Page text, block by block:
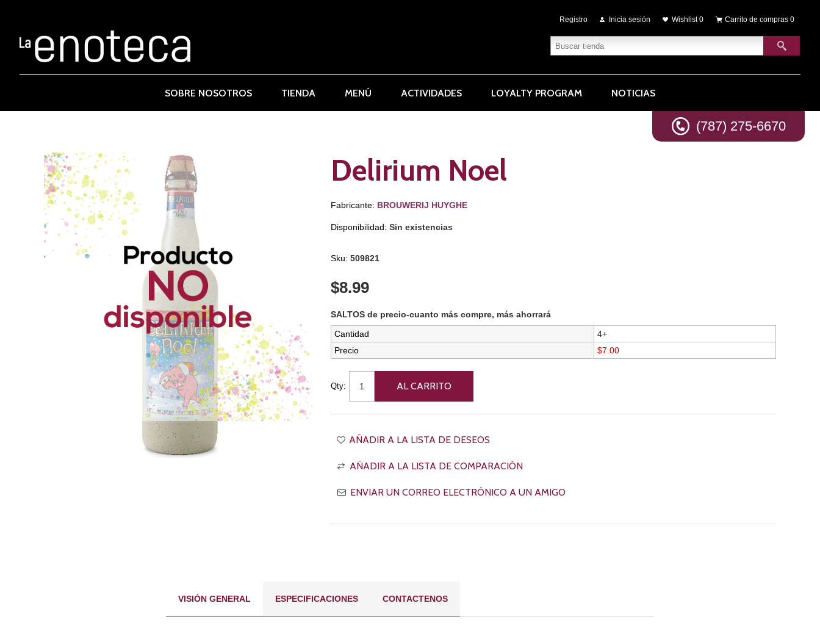
Registro Inicia sesión Wishlist 0 Carrito de compras 0
(787) 275-6670
SOBRE NOSOTROS TIENDA MENÚ ACTIVIDADES LOYALTY PROGRAM NOTICIAS
Delirium Noel
Fabricante: BROUWERIJ HUYGHE
Disponibilidad: Sin existencias
Sku: 509821
$8.99
SALTOS de precio-cuanto más compre, más ahorrará
Cantidad
4+
Precio
$7.00
Qty:
VISIÓN GENERAL ESPECIFICACIONES CONTACTENOS